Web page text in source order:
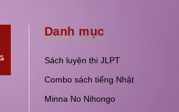
Danh mục
Sách luyện thi JLPT
Combo sách tiếng Nhật
Minna No Nihongo